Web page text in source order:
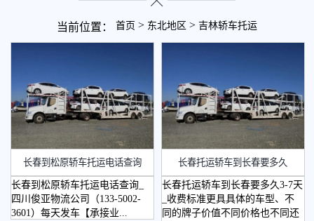
当前位置： 首页 > 东北地区 > 吉林轿车托运
长春到松原轿车托运电话查询
长春到松原轿车托运电话查询_
四川俊亚物流公司（133-5002-
3601）每天发车【承接业...
长春托运轿车到长春要多久
长春托运轿车到长春要多久3-7天
_收费标准更具具体的车型、不
同的牌子价值不同价格也不同还